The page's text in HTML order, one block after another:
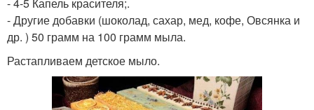
- Другие добавки (шоколад, сахар, мед, кофе, Овсянка и
др. ) 50 грамм на 100 грамм мыла.
Растапливаем детское мыло.